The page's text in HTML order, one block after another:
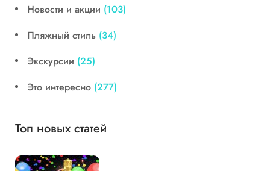
Новости и акции (103)
Пляжный стиль (34)
Экскурсии (25)
Это интересно (277)
Топ новых статей